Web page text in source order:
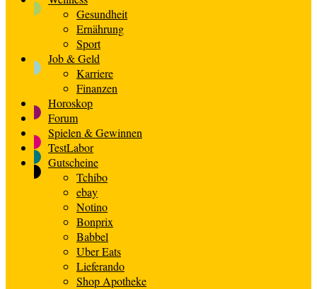
Gesundheit
Ernährung
Sport
Job & Geld
Karriere
Finanzen
Horoskop
Forum
Spielen & Gewinnen
TestLabor
Gutscheine
Tchibo
ebay
Notino
Bonprix
Babbel
Uber Eats
Lieferando
Shop Apotheke